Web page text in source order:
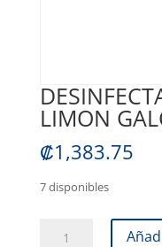
LIMON
₡1,383.75
7 disponibles
DESINFECTANTE